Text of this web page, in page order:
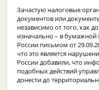
Зачастую налоговые
документов или
независимо от того, как
изначально – в
России письмом от
что это является
России добавили, что
подобных действий
донести до